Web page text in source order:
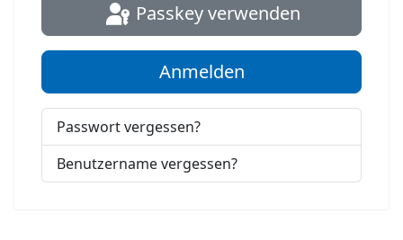
Passkey verwenden
Anmelden
Passwort vergessen?
Benutzername vergessen?